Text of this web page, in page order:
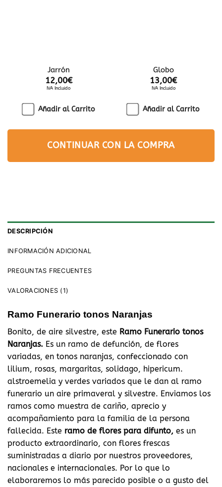
Jarrón
12,00€
IVA Incluido
Añadir al Carrito
Globo
13,00€
IVA Incluido
Añadir al Carrito
CONTINUAR CON LA COMPRA
DESCRIPCIÓN
INFORMACIÓN ADICIONAL
PREGUNTAS FRECUENTES
VALORACIONES (1)
Ramo Funerario tonos Naranjas
Bonito, de aire silvestre, este Ramo Funerario tonos
Naranjas. Es un ramo de defunción, de flores
variadas, en tonos naranjas, confeccionado con
lilium, rosas, margaritas, solidago, hipericum.
alstroemelia y verdes variados que le dan al ramo
funerario un aire primaveral y silvestre. Enviamos los
ramos como muestra de cariño, aprecio y
acompañamiento para la familia de la persona
fallecida. Este ramo de flores para difunto, es un
producto extraordinario, con flores frescas
suministradas a diario por nuestros proveedores,
nacionales e internacionales. Por lo que lo
elaboraremos lo más parecido posible o a gusto del